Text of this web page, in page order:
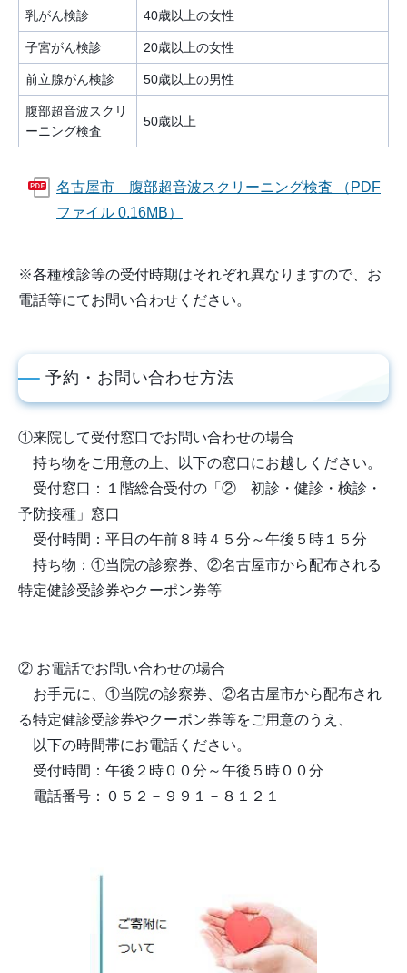
乳がん検診 40歳以上の女性
子宮がん検診 20歳以上の女性
前立腺がん検診 50歳以上の男性
腹部超音波スクリ
ーニング検査
50歳以上
名古屋市 腹部超音波スクリーニング検査 （PDF
ファイル 0.16MB）
※各種検診等の受付時期はそれぞれ異なりますので、お
電話等にてお問い合わせください。
予約・お問い合わせ方法
①来院して受付窓口でお問い合わせの場合
持ち物をご用意の上、以下の窓口にお越しください。
受付窓口：１階総合受付の「② 初診・健診・検診・
予防接種」窓口
受付時間：平日の午前８時４５分～午後５時１５分
持ち物：①当院の診察券、②名古屋市から配布される
特定健診受診券やクーポン券等
② お電話でお問い合わせの場合
お手元に、①当院の診察券、②名古屋市から配布され
る特定健診受診券やクーポン券等をご用意のうえ、
以下の時間帯にお電話ください。
受付時間：午後２時００分～午後５時００分
電話番号：０５２－９９１－８１２１